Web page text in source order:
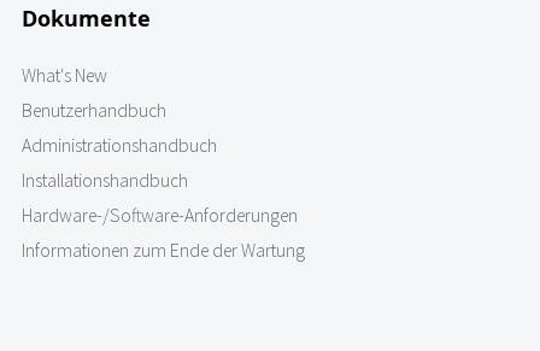
Dokumente
What's New
Benutzerhandbuch
Administrationshandbuch
Installationshandbuch
Hardware-/Software-Anforderungen
Informationen zum Ende der Wartung